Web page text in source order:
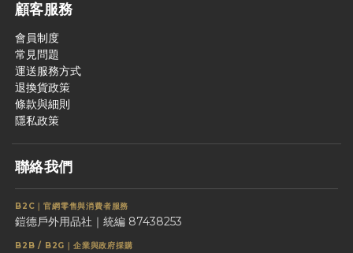
顧客服務
會員制度
常見問題
運送服務方式
退換貨政策
條款與細則
隱私政策
聯絡我們
B2C｜官網零售與消費者服務
鎧德戶外用品社｜統編 87438253
B2B / B2G｜企業與政府採購